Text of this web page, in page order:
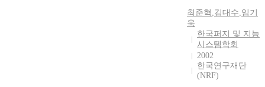
최준혁 ,김대수,임기
욱
한국퍼지 및 지능
시스템학회
2002
한국연구재단
(NRF)